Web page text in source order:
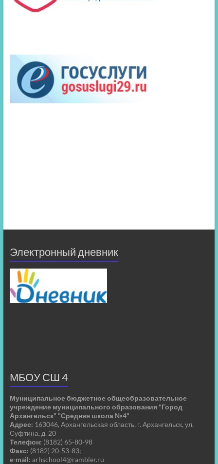
Электронный дневник
МБОУ СШ 4
Муниципальное бюджетное общеобразовательное
учреждение муниципального образования "Город
Архангельск" "Средняя школа №4"
Адрес: 163046, Архангельская область, г. Архангельск, ул.
Суфтина, д. 20
Телефон: (8182) 65-80-98
Факс: (8182) 20-53-83;
e-mail: arhschool4@rambler.ru